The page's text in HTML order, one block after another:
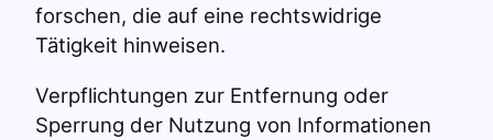
forschen, die auf eine rechtswidrige
Tätigkeit hinweisen.
Verpflichtungen zur Entfernung oder
Sperrung der Nutzung von Informationen